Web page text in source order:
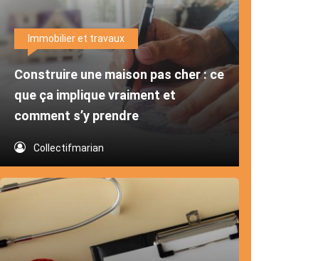
Immobilier et travaux
Construire une maison pas cher : ce
que ça implique vraiment et
comment s’y prendre
Collectifmarian